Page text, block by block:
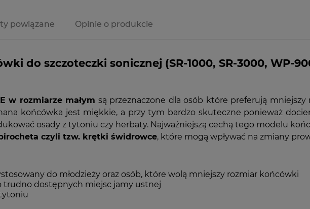
powiązane Opinie o produkcie
do szczoteczki sonicznej (SR-1000, SR-3000, WP-
w rozmiarze małym są przeznaczone dla osób które preferują
końcówka jest miękkie, a przy tym bardzo skuteczne ponieważ
osady z tytoniu czy herbaty. Najważniejszą cechą tego modelu
czyli tzw. krętki świdrowce, które mogą wpływać na zmiany
do młodzieży oraz osób, które wolą mniejszy rozmiar końcówki
trudno dostępnych miejsc jamy ustnej